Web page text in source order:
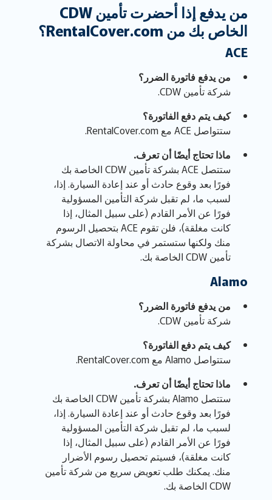
من يدفع إذا أحضرت تأمين CDW
الخاص بك من RentalCover.com؟
ACE
من يدفع فاتورة الضرر؟
شركة تأمين CDW.
كيف يتم دفع الفاتورة؟
ستتواصل ACE مع RentalCover.com.
ماذا تحتاج أيضًا أن تعرف.
ستتصل ACE بشركة تأمين CDW الخاصة بك
فورًا بعد وقوع حادث أو عند إعادة السيارة. إذا،
لسبب ما، لم تقبل شركة التأمين المسؤولية
فورًا عن الأمر القادم (على سبيل المثال، إذا
كانت مغلقة)، فلن تقوم ACE بتحصيل الرسوم
منك ولكنها ستستمر في محاولة الاتصال بشركة
تأمين CDW الخاصة بك.
Alamo
من يدفع فاتورة الضرر؟
شركة تأمين CDW.
كيف يتم دفع الفاتورة؟
ستتواصل Alamo مع RentalCover.com.
ماذا تحتاج أيضًا أن تعرف.
ستتصل Alamo بشركة تأمين CDW الخاصة بك
فورًا بعد وقوع حادث أو عند إعادة السيارة. إذا،
لسبب ما، لم تقبل شركة التأمين المسؤولية
فورًا عن الأمر القادم (على سبيل المثال، إذا
كانت مغلقة)، فسيتم تحصيل رسوم الأضرار
منك. يمكنك طلب تعويض سريع من شركة تأمين
CDW الخاصة بك.